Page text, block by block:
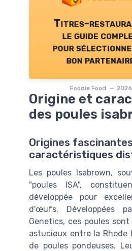
Titres-
le guide
pour
bon
Foodie Food — 2026
Origine et
des poules
Origines
caractéristiques
Les poules Isabrown,
"poules ISA",
développée pour
d'œufs. Développées
Genetics, ces poules
astucieux entre la Rhode
de poules pondeuses.